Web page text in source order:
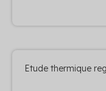
Etude thermique